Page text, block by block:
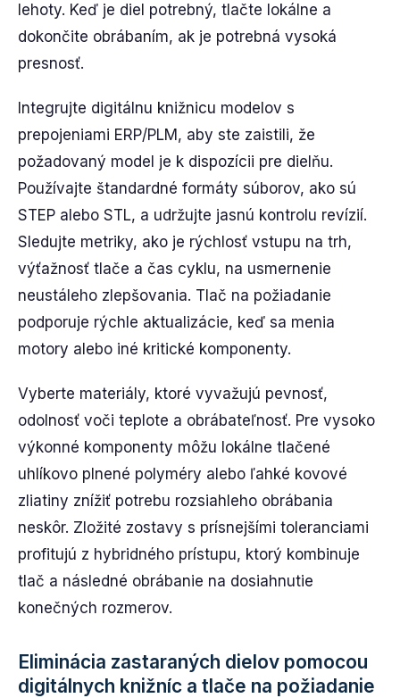
lehoty. Keď je diel potrebný, tlačte lokálne a
dokončite obrábaním, ak je potrebná vysoká
presnosť.
Integrujte digitálnu knižnicu modelov s
prepojeniami ERP/PLM, aby ste zaistili, že
požadovaný model je k dispozícii pre dielňu.
Používajte štandardné formáty súborov, ako sú
STEP alebo STL, a udržujte jasnú kontrolu revízií.
Sledujte metriky, ako je rýchlosť vstupu na trh,
výťažnosť tlače a čas cyklu, na usmernenie
neustáleho zlepšovania. Tlač na požiadanie
podporuje rýchle aktualizácie, keď sa menia
motory alebo iné kritické komponenty.
Vyberte materiály, ktoré vyvažujú pevnosť,
odolnosť voči teplote a obrábateľnosť. Pre vysoko
výkonné komponenty môžu lokálne tlačené
uhlíkovo plnené polyméry alebo ľahké kovové
zliatiny znížiť potrebu rozsiahleho obrábania
neskôr. Zložité zostavy s prísnejšími toleranciami
profitujú z hybridného prístupu, ktorý kombinuje
tlač a následné obrábanie na dosiahnutie
konečných rozmerov.
Eliminácia zastaraných dielov pomocou
digitálnych knižníc a tlače na požiadanie